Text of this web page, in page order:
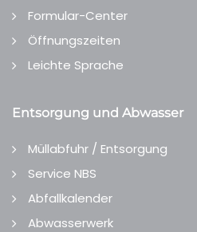
Formular-Center
Öffnungszeiten
Leichte Sprache
Entsorgung und Abwasser
Müllabfuhr / Entsorgung
Service NBS
Abfallkalender
Abwasserwerk